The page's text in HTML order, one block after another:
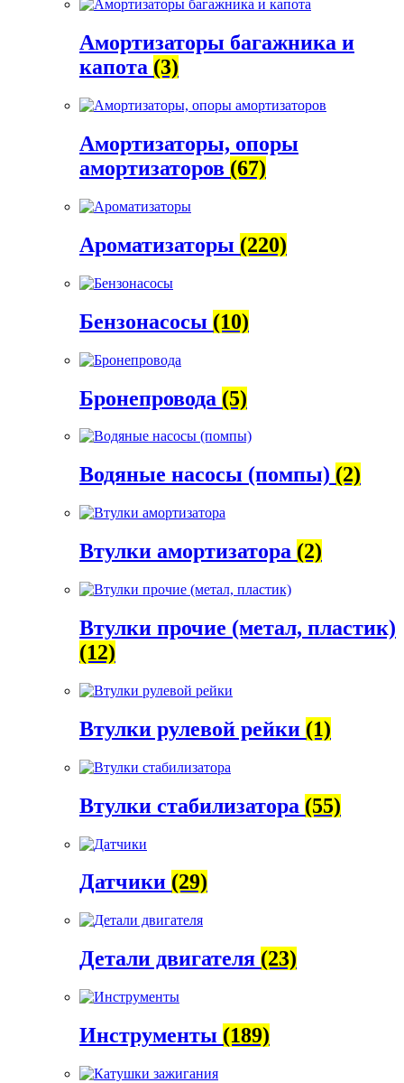
Амортизаторы багажника и
капота (3)
Амортизаторы, опоры
амортизаторов (67)
Ароматизаторы (220)
Бензонасосы (10)
Бронепровода (5)
Водяные насосы (помпы) (2)
Втулки амортизатора (2)
Втулки прочие (метал, пластик)
(12)
Втулки рулевой рейки (1)
Втулки стабилизатора (55)
Датчики (29)
Детали двигателя (23)
Инструменты (189)